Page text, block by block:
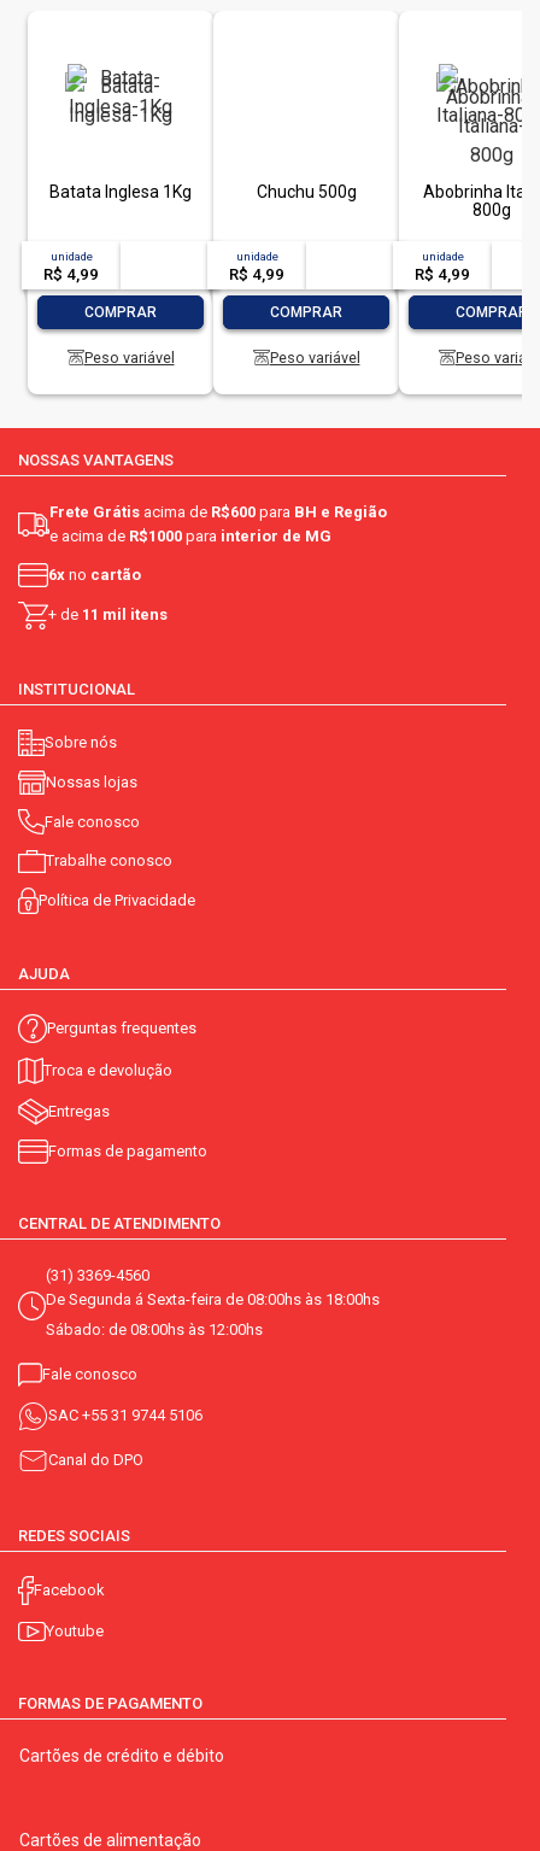
Batata Inglesa 1Kg
unidade
R$ 4,99
COMPRAR
Peso variável
Chuchu 500g
unidade
R$ 4,99
COMPRAR
Peso variável
Abobrinha
800g
unidade
R$ 4,99
COMPRAR
Peso
NOSSAS VANTAGENS
Frete Grátis acima de R$600 para BH e Região
e acima de R$1000 para interior de MG
6x no cartão
+ de 11 mil itens
INSTITUCIONAL
Sobre nós
Nossas lojas
Fale conosco
Trabalhe conosco
Política de Privacidade
AJUDA
Perguntas frequentes
Troca e devolução
Entregas
Formas de pagamento
CENTRAL DE ATENDIMENTO
(31) 3369-4560
De Segunda á Sexta-feira de 08:00hs às 18:00hs
Sábado: de 08:00hs às 12:00hs
Fale conosco
SAC +55 31 9744 5106
Canal do DPO
REDES SOCIAIS
Facebook
Youtube
FORMAS DE PAGAMENTO
Cartões de crédito e débito
Cartões de alimentação